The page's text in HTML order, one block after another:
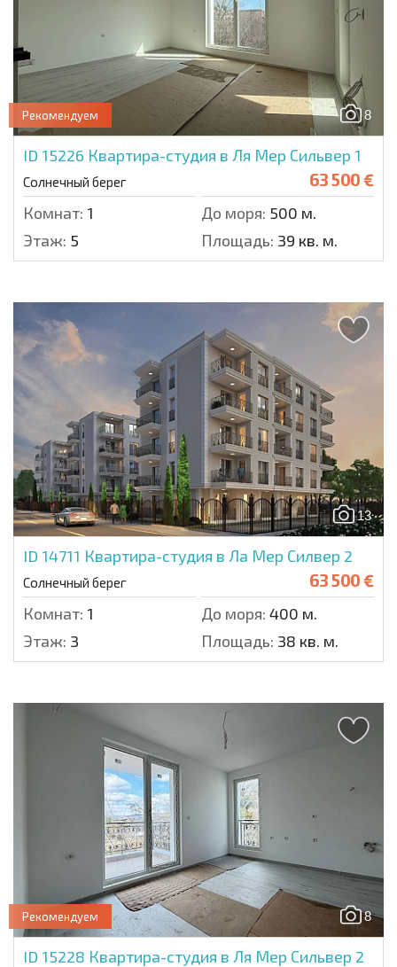
8
Рекомендуем
ID 15226 Квартира-студия в Ля Мер Сильвер 1
Солнечный берег 63 500 €
Комнат: 1 До моря: 500 м.
Этаж: 5 Площадь: 39 кв. м.
13
ID 14711 Квартира-студия в Ла Мер Силвер 2
Солнечный берег 63 500 €
Комнат: 1 До моря: 400 м.
Этаж: 3 Площадь: 38 кв. м.
8
Рекомендуем
ID 15228 Квартира-студия в Ля Мер Сильвер 2